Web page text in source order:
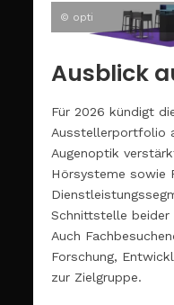
© opti
Ausblick
Für 2026 kündigt
Ausstellerportfolio
Augenoptik
Hörsysteme sowie
Schnittstelle beider
Auch
Forschung,
zur Zielgruppe.